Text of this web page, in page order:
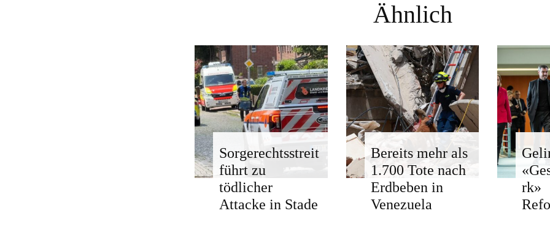
Ähnlich
Sorgerechtsstreit
führt zu
tödlicher
Attacke in Stade
Bereits mehr als
1.700 Tote nach
Erdbeben in
Venezuela
rk»